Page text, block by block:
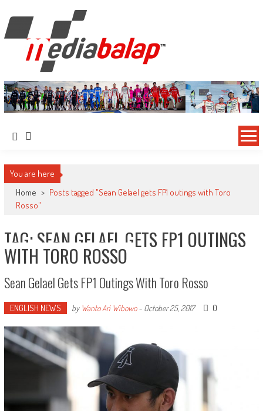
MediaBalap.com | Informasi Balap
Terupdate
Seputar MotoGP GP2 GP3 F2 F3 SERI ASIA LMP2 F1 dll
You are here
Home > Posts tagged "Sean Gelael gets FP1 outings with Toro
Rosso"
TAG: SEAN GELAEL GETS FP1 OUTINGS
WITH TORO ROSSO
Sean Gelael Gets FP1 Outings With Toro Rosso
ENGLISH NEWS by Wanto Ari Wibowo- October 25, 2017 0